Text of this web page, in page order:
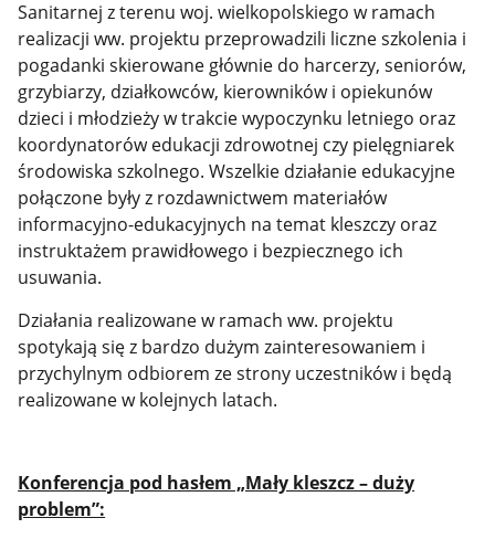
Sanitarnej z terenu woj. wielkopolskiego w ramach
realizacji ww. projektu przeprowadzili liczne szkolenia i
pogadanki skierowane głównie do harcerzy, seniorów,
grzybiarzy, działkowców, kierowników i opiekunów
dzieci i młodzieży w trakcie wypoczynku letniego oraz
koordynatorów edukacji zdrowotnej czy pielęgniarek
środowiska szkolnego. Wszelkie działanie edukacyjne
połączone były z rozdawnictwem materiałów
informacyjno-edukacyjnych na temat kleszczy oraz
instruktażem prawidłowego i bezpiecznego ich
usuwania.
Działania realizowane w ramach ww. projektu
spotykają się z bardzo dużym zainteresowaniem i
przychylnym odbiorem ze strony uczestników i będą
realizowane w kolejnych latach.
Konferencja pod hasłem „Mały kleszcz – duży
problem”: